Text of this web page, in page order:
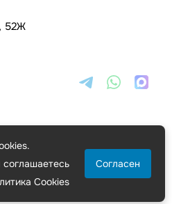
52Ж
в Сочи
Карта сайта
в
Cookies
Согласен